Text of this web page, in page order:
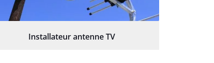
Installateur antenne TV